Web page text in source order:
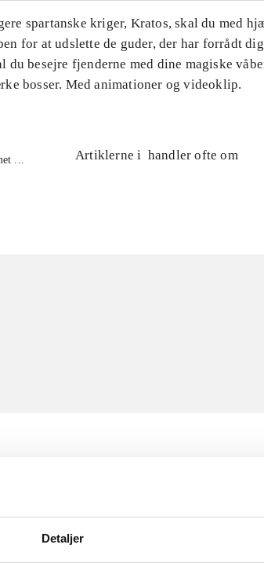
Detaljer
spartanske kriger, Kratos, skal du med
for at udslette de guder, der har forrådt
du besejre fjenderne med dine magiske
bosser. Med animationer og videoklip.
...
Artiklerne i handler ofte om